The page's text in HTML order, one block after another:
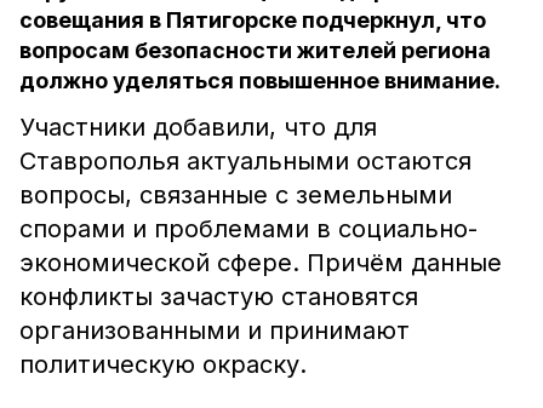
совещания в Пятигорске подчеркнул, что
вопросам безопасности жителей региона
должно уделяться повышенное внимание.
Участники добавили, что для
Ставрополья актуальными остаются
вопросы, связанные с земельными
спорами и проблемами в социально-
экономической сфере. Причём данные
конфликты зачастую становятся
организованными и принимают
политическую окраску.